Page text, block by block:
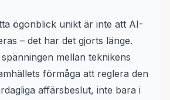
ögonblick unikt är inte att AI-
– det har det gjorts länge.
mellan teknikens
förmåga att reglera den
affärsbeslut, inte bara i